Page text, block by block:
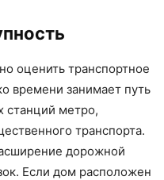
оценить транспортное
времени занимает путь
станций метро,
транспорта.
дорожной
Если дом расположен